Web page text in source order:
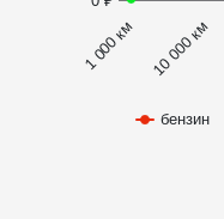
бензин
1 000 км 10 000 км